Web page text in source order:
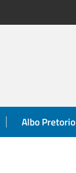
Albo Pretorio